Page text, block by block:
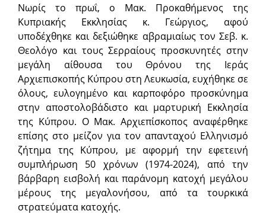
Νωρίς το πρωΐ, ο Μακ. Προκαθήμενος της
Κυπριακής Εκκλησίας κ. Γεώργιος, αφού
υποδέχθηκε και δεξιώθηκε αβραμιαίως τον Σεβ. κ.
Θεολόγο και τους Σερραίους προσκυνητές στην
μεγάλη αίθουσα του Θρόνου της Ιεράς
Αρχιεπισκοπής Κύπρου στη Λευκωσία, ευχήθηκε σε
όλους, ευλογημένο και καρποφόρο προσκύνημα
στην αποστολοβάδιστο και μαρτυρική Εκκλησία
της Κύπρου. Ο Μακ. Αρχιεπίσκοπος αναφέρθηκε
επίσης στο μείζον για τον απανταχού Ελληνισμό
ζήτημα της Κύπρου, με αφορμή την εφετεινή
συμπλήρωση 50 χρόνων (1974-2024), από την
βάρβαρη εισβολή και παράνομη κατοχή μεγάλου
μέρους της μεγαλονήσου, από τα τουρκικά
στρατεύματα κατοχής.